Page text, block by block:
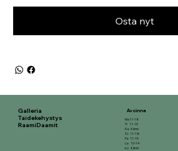
Osta nyt
Galleria
Taidekehystys
RaamiDaamit
Ma 11-18
Ti 11-15
Ke Kiinni
To 11-18
Pe 11-15
La 10-14
su Kiinni
Avoinna